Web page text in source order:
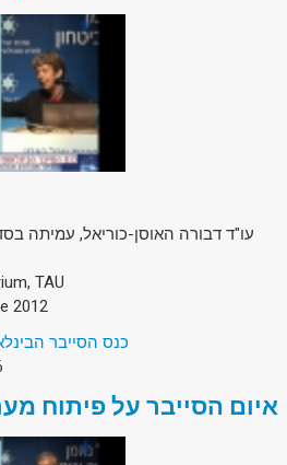
עו"ד דבורה האוסן-כוריאל, עמיתה
TAU
2012
כנס הסייבר
איום הסייבר על פיתוח